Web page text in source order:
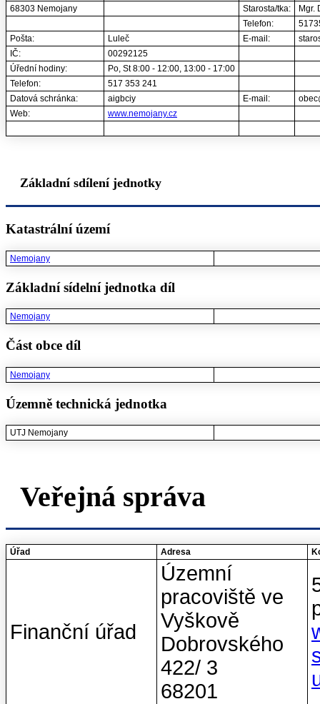
68303 Nemojany
Starosta/tka:
Mgr.
Telefon:
Pošta:
Luleč E-mail:
IČ:
00292125
Úřední hodiny:
Po, St 8:00 - 12:00, 13:00 - 17:00
Telefon:
517 353 241
Datová schránka:
aigbciy E-mail:
Web:
www.nemojany.cz
Základní sdílení jednotky
Katastrální území
Nemojany
Základní sídelní jednotka díl
Nemojany
Část obce díl
Nemojany
Územně technická jednotka
UTJ Nemojany
Veřejná správa
Úřad Adresa
Finanční úřad
Územní
pracoviště ve
Vyškově
Dobrovského
422/ 3
68201